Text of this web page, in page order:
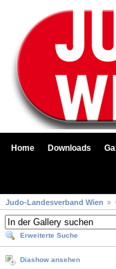
Home Downloads
Judo-Landesverband Wien
Erweiterte Suche
Diashow ansehen